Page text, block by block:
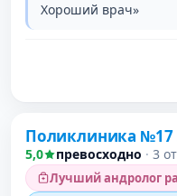
Хороший врач»
Поликлиника №17
5,0 превосходно · 3
Лучший андролог